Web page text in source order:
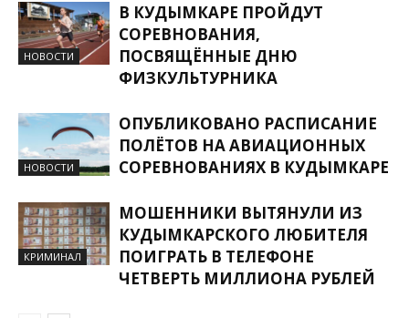
НОВОСТИ
В КУДЫМКАРЕ ПРОЙДУТ
СОРЕВНОВАНИЯ,
ПОСВЯЩЁННЫЕ ДНЮ
ФИЗКУЛЬТУРНИКА
НОВОСТИ
ОПУБЛИКОВАНО РАСПИСАНИЕ
ПОЛЁТОВ НА АВИАЦИОННЫХ
СОРЕВНОВАНИЯХ В КУДЫМКАРЕ
КРИМИНАЛ
МОШЕННИКИ ВЫТЯНУЛИ ИЗ
КУДЫМКАРСКОГО ЛЮБИТЕЛЯ
ПОИГРАТЬ В ТЕЛЕФОНЕ
ЧЕТВЕРТЬ МИЛЛИОНА РУБЛЕЙ